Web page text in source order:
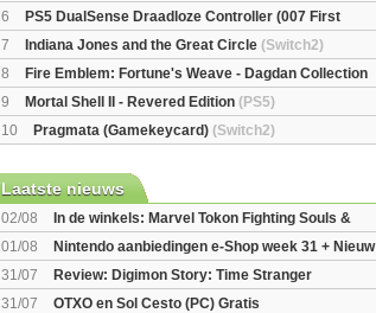
6
PS5 DualSense Draadloze Controller (007 First
Light Limited Edition)(PS5)
7 Indiana Jones and the Great Circle (Switch2)
8
Fire Emblem: Fortune's Weave - Dagdan Collection
(Switch2)
9 Mortal Shell II - Revered Edition (PS5)
10
Pragmata (Gamekeycard) (Switch2)
Laatste nieuws
02/08
In de winkels: Marvel Tokon Fighting Souls &
Beast of Reincarnation
01/08
Nintendo aanbiedingen e-Shop week 31 + Nieuw
voor Switch 2
31/07
Review: Digimon Story: Time Stranger
31/07
OTXO en Sol Cesto (PC) Gratis